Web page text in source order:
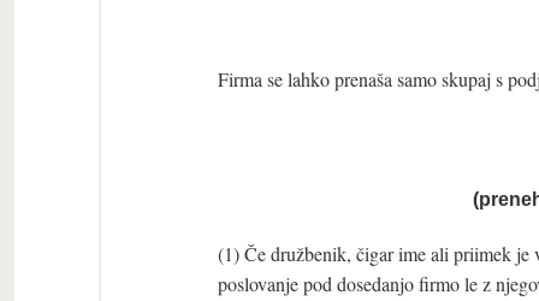
Firma se lahko prenaša samo skupaj s
(1) Če družbenik, čigar ime ali priimek
poslovanje pod dosedanjo firmo le z